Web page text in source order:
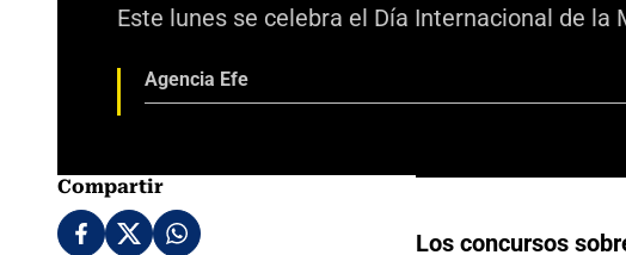
Este lunes se celebra el Día Internacional de la
Agencia Efe
Compartir
Los concursos